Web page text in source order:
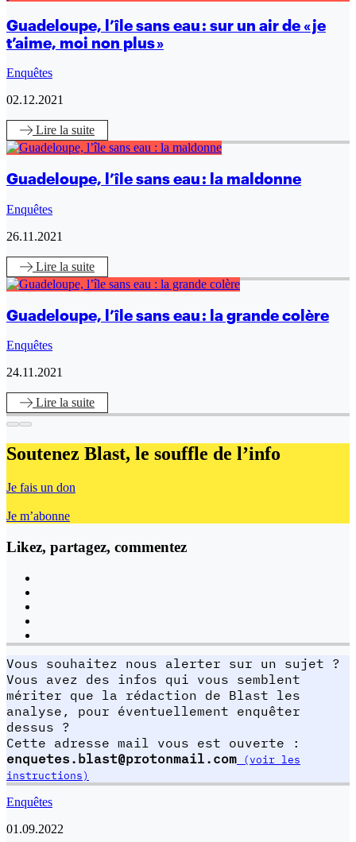
Guadeloupe, l’île sans eau : sur un air de « je
t’aime, moi non plus »
Enquêtes
02.12.2021
Lire la suite
Guadeloupe, l’île sans eau : la maldonne
Enquêtes
26.11.2021
Lire la suite
Guadeloupe, l’île sans eau : la grande colère
Enquêtes
24.11.2021
Lire la suite
Soutenez Blast, le souffle de l’info
Je fais un don
Je m’abonne
Likez, partagez, commentez
Vous souhaitez nous alerter sur un sujet ?
Vous avez des infos qui vous semblent
mériter que la rédaction de Blast les
analyse, pour éventuellement enquêter
dessus ?
Cette adresse mail vous est ouverte :
enquetes.blast@protonmail.com (voir les
instructions)
Enquêtes
01.09.2022